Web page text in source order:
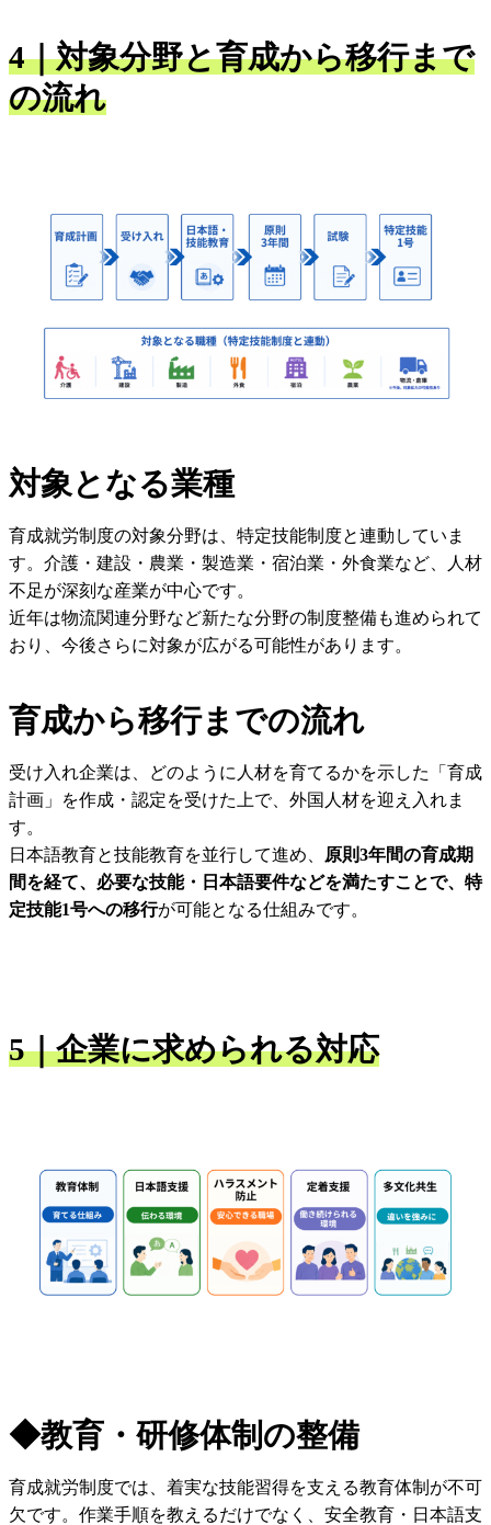
4｜対象分野と育成から移行まで
の流れ
対象となる業種
育成就労制度の対象分野は、特定技能制度と連動していま
す。介護・建設・農業・製造業・宿泊業・外食業など、人材
不足が深刻な産業が中心です。
近年は物流関連分野など新たな分野の制度整備も進められて
おり、今後さらに対象が広がる可能性があります。
育成から移行までの流れ
受け入れ企業は、どのように人材を育てるかを示した「育成
計画」を作成・認定を受けた上で、外国人材を迎え入れま
す。
日本語教育と技能教育を並行して進め、
原則3年間の育成期
間を経て、必要な技能・日本語要件などを満たすことで、特
定技能1号への移行が可能となる仕組みです。
5｜企業に求められる対応
◆教育・研修体制の整備
育成就労制度では、着実な技能習得を支える教育体制が不可
欠です。作業手順を教えるだけでなく、安全教育・日本語支